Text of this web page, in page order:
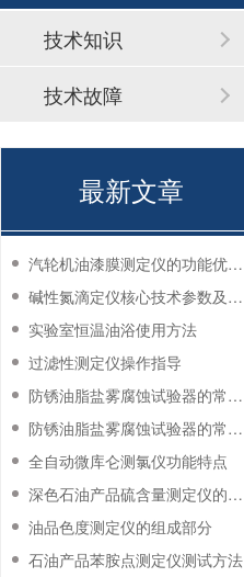
技术知识
技术故障
最新文章
汽轮机油漆膜测定仪的功能优势有哪些？
碱性氮滴定仪核心技术参数及应用说明
实验室恒温油浴使用方法
过滤性测定仪操作指导
防锈油脂盐雾腐蚀试验器的常见故障与解决方法
防锈油脂盐雾腐蚀试验器的常见故障与解决方法
全自动微库仑测氯仪功能特点
深色石油产品硫含量测定仪的工作环境要求
油品色度测定仪的组成部分
石油产品苯胺点测定仪测试方法